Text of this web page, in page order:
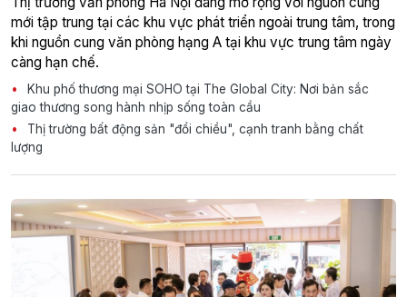
mới tập trung tại các khu vực phát triển ngoài trung tâm, trong
khi nguồn cung văn phòng hạng A tại khu vực trung tâm ngày
càng hạn chế.
Khu phố thương mại SOHO tại The Global City: Nơi bản sắc
giao thương song hành nhịp sống toàn cầu
Thị trường bất động sản "đổi chiều", cạnh tranh bằng chất
lượng